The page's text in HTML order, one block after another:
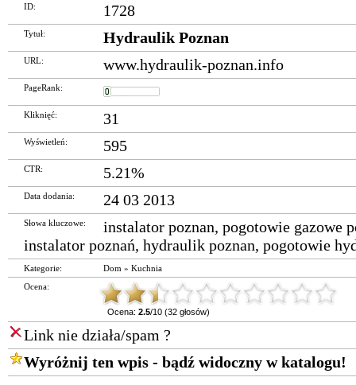
ID: 1728
Tytuł: Hydraulik Poznan
URL: www.hydraulik-poznan.info
PageRank:
Kliknięć: 31
Wyświetleń: 595
CTR: 5.21%
Data dodania: 24 03 2013
Słowa kluczowe: instalator poznan, pogotowie gazowe
instalator poznań, hydraulik poznan, pogotowie
Kategorie: Dom » Kuchnia
Ocena:
Ocena: 2.5/10 (32 głosów)
Link nie działa/spam ?
Wyróżnij ten wpis - bądź widoczny w katalogu!